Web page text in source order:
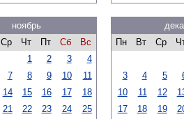
ноябрь
Ср Чт Пт Сб
Вс
1
2 3
4
7 8 9 10
11
14 15 16 17
18
21 22 23 24
25
Пн
Вт Ср
3
4 5
10
11 12
17
18 19